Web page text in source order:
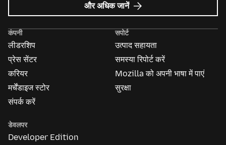
Mozilla
विज्ञापन
और अधिक जानें
कंपनी
लीडरशिप
प्रेस सेंटर
करियर
मर्चेंडाइज स्टोर
संपर्क करें
सपोर्ट
उत्पाद सहायता
समस्या रिपोर्ट करें
Mozilla को अपनी भाषा में पाएं
सुरक्षा
डेवलपर
Developer Edition